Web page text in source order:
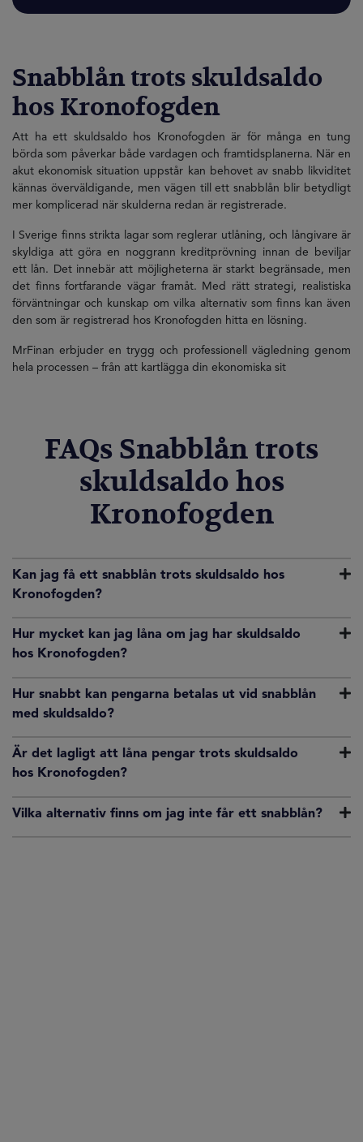
Snabblån trots skuldsaldo
hos Kronofogden
Att ha ett skuldsaldo hos Kronofogden är för många en tung
börda som påverkar både vardagen och framtidsplanerna. När en
akut ekonomisk situation uppstår kan behovet av snabb likviditet
kännas överväldigande, men vägen till ett snabblån blir betydligt
mer komplicerad när skulderna redan är registrerade.
I Sverige finns strikta lagar som reglerar utlåning, och långivare är
skyldiga att göra en noggrann kreditprövning innan de beviljar
ett lån. Det innebär att möjligheterna är starkt begränsade, men
det finns fortfarande vägar framåt. Med rätt strategi, realistiska
förväntningar och kunskap om vilka alternativ som finns kan även
den som är registrerad hos Kronofogden hitta en lösning.
MrFinan erbjuder en trygg och professionell vägledning genom
hela processen – från att kartlägga din ekonomiska sit
FAQs Snabblån trots
skuldsaldo hos
Kronofogden
Kan jag få ett snabblån trots skuldsaldo hos
Kronofogden?
Hur mycket kan jag låna om jag har skuldsaldo
hos Kronofogden?
Hur snabbt kan pengarna betalas ut vid snabblån
med skuldsaldo?
Är det lagligt att låna pengar trots skuldsaldo
hos Kronofogden?
Vilka alternativ finns om jag inte får ett snabblån?